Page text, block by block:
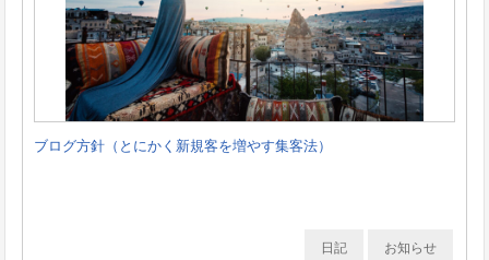
ブログ方針（とにかく新規客を増やす集客法）
お知らせ
日記